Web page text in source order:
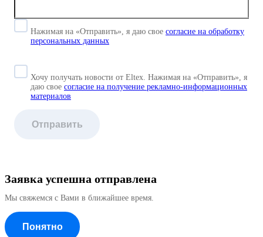
Нажимая на «Отправить», я даю свое согласие на обработку
персональных данных
Хочу получать новости от Eltex. Нажимая на «Отправить», я
даю свое согласие на получение рекламно-информационных
материалов
Отправить
Заявка успешна отправлена
Мы свяжемся с Вами в ближайшее время.
Понятно